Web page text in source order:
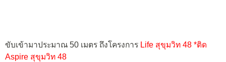
ขับเข้ามาประมาณ 50 เมตร ถึงโครงการ Life สุขุมวิท 48 *ติด
Aspire สุขุมวิท 48